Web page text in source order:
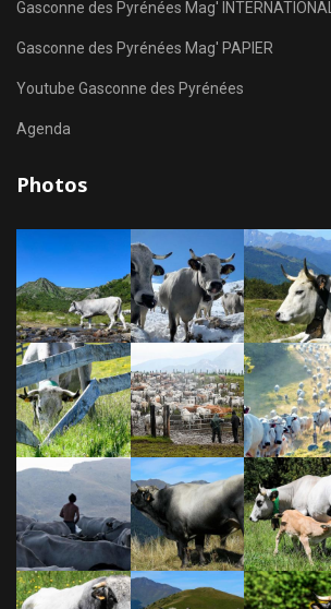
Gasconne des Pyrénées Mag' INTERNATIONAL
Gasconne des Pyrénées Mag' PAPIER
Youtube Gasconne des Pyrénées
Agenda
Photos